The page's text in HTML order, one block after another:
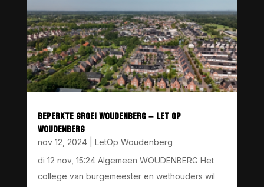
BEPERKTE GROEI WOUDENBERG – LET OP
WOUDENBERG
nov 12, 2024| LetOp Woudenberg
di 12 nov, 15:24 Algemeen WOUDENBERG Het
college van burgemeester en wethouders wil